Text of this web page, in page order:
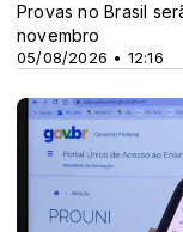
05/08/2026 • 12:16
Provas no Brasil
novembro